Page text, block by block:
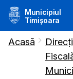
Municipiul
Timișoara
Acasă